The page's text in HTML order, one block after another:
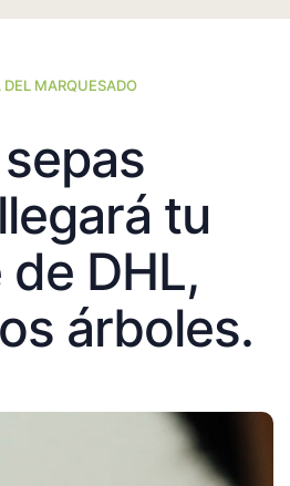
DEL MARQUESADO
tu
DHL,
árboles.